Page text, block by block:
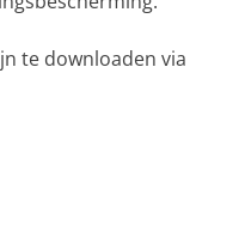
te downloaden via